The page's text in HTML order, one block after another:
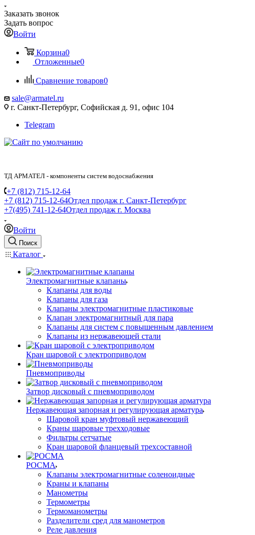
Заказать звонок
Задать вопрос
Войти
Корзина0
Отложенные0
Сравнение товаров0
sale@armatel.ru
г. Санкт-Петербург, Софийская д. 91, офис 104
Telegram
ТД АРМАТЕЛ - компоненты систем водоснабжения
+7 (812) 715-12-64
+7 (812) 715-12-64Отдел продаж г. Санкт-Петербург
+7(495) 741-12-64Отдел продаж г. Москва
Войти
Поиск
Каталог
Электромагнитные клапаны
Клапаны для воды
Клапаны для газа
Клапаны электромагнитные пластиковые
Клапан электромагнитный для пара
Клапаны для систем с повышенным давлением
Клапаны из нержавеющей стали
Кран шаровой с электроприводом
Пневмоприводы
Затвор дисковый с пневмоприводом
Нержавеющая запорная и регулирующая арматура
Шаровой кран муфтовый нержавеющий
Краны шаровые трехходовые
Фильтры сетчатые
Кран шаровой фланцевый трехсоставной
РОСМА
Клапаны электромагнитные соленоидные
Краны и клапаны
Манометры
Термометры
Термоманометры
Разделители сред для манометров
Реле давления